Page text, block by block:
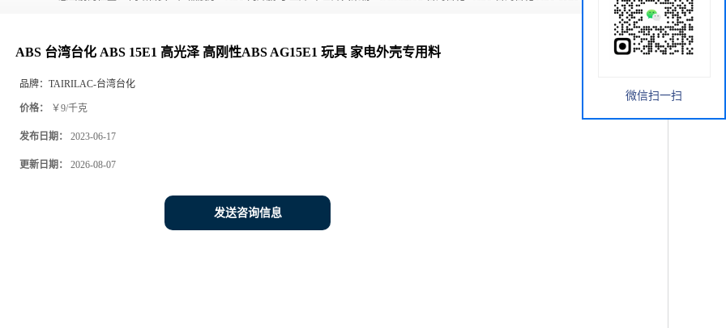
ABS 台湾台化 ABS 15E1 高光泽 高刚性ABS AG15E1 玩具 家电外壳专用料
品牌： TAIRILAC-台湾台化
价格： ￥9/千克
发布日期： 2023-06-17
更新日期： 2026-08-07
发送咨询信息
微信扫一扫